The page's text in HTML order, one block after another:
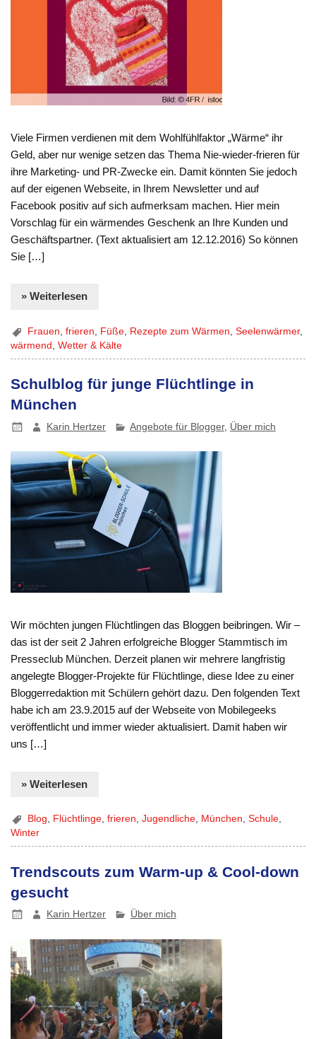
Viele Firmen verdienen mit dem Wohlfühlfaktor „Wärme“ ihr
Geld, aber nur wenige setzen das Thema Nie-wieder-frieren für
ihre Marketing- und PR-Zwecke ein. Damit könnten Sie jedoch
auf der eigenen Webseite, in Ihrem Newsletter und auf
Facebook positiv auf sich aufmerksam machen. Hier mein
Vorschlag für ein wärmendes Geschenk an Ihre Kunden und
Geschäftspartner. (Text aktualisiert am 12.12.2016) So können
Sie […]
» Weiterlesen
Frauen ,frieren Füße Rezepte zum Wärmen ,Seelenwärmer,
wärmend ,Wetter & Kälte
Schulblog für junge Flüchtlinge in
München
Karin Hertzer Angebote für Blogger, Über mich
Wir möchten jungen Flüchtlingen das Bloggen beibringen. Wir –
das ist der seit 2 Jahren erfolgreiche Blogger Stammtisch im
Presseclub München. Derzeit planen wir mehrere langfristig
angelegte Blogger-Projekte für Flüchtlinge, diese Idee zu einer
Bloggerredaktion mit Schülern gehört dazu. Den folgenden Text
habe ich am 23.9.2015 auf der Webseite von Mobilegeeks
veröffentlicht und immer wieder aktualisiert. Damit haben wir
uns […]
» Weiterlesen
Blog, Flüchtlinge,frieren,Jugendliche, München,Schule,
Winter
Trendscouts zum Warm-up & Cool-down
gesucht
Karin Hertzer Über mich